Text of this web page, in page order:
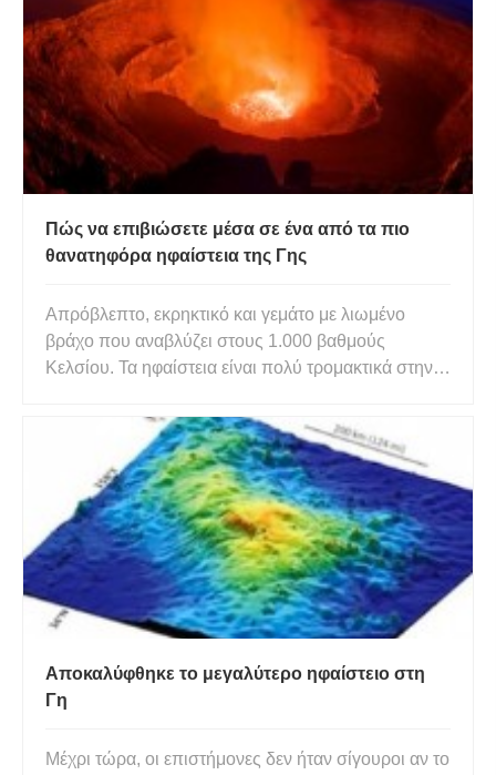
Πώς να επιβιώσετε μέσα σε ένα από τα πιο
θανατηφόρα ηφαίστεια της Γης
Απρόβλεπτο, εκρηκτικό και γεμάτο με λιωμένο
βράχο που αναβλύζει στους 1.000 βαθμούς
Κελσίου. Τα ηφαίστεια είναι πολύ τρομακτικά στην
στη Λαϊκή Δημοκρατία του Κονγκό ζουν υπό συνεχή
απειλή ενός από τα πιο ενεργά ηφαίστεια στον
κόσμο, Όρος Nyiragongo. Φ
Αποκαλύφθηκε το μεγαλύτερο ηφαίστειο στη
Γη
Μέχρι τώρα, οι επιστήμονες δεν ήταν σίγουροι αν το